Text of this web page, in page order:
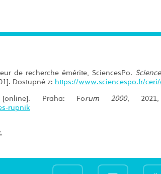
de recherche émérite, SciencesPo.
Dostupné z: https://www.sciencespo.fr/
Praha: Forum 2000, 2021,
rupnik